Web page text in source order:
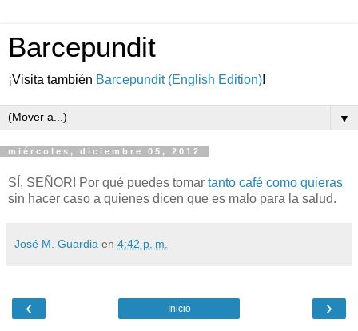
Barcepundit
¡Visita también Barcepundit (English Edition)!
▼
miércoles, diciembre 05, 2012
SÍ, SEÑOR! Por qué puedes tomar tanto café como quieras
sin hacer caso a quienes dicen que es malo para la salud.
José M. Guardia en 4:42 p. m.
‹ ›
Inicio